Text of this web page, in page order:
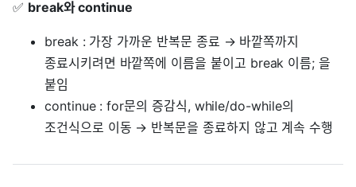
✅ break와 continue
break : 가장 가까운 반복문 종료 → 바깥쪽까지
종료시키려면 바깥쪽에 이름을 붙이고 break 이름; 을
붙임
continue : for문의 증감식, while/do-while의
조건식으로 이동 → 반복문을 종료하지 않고 계속 수행